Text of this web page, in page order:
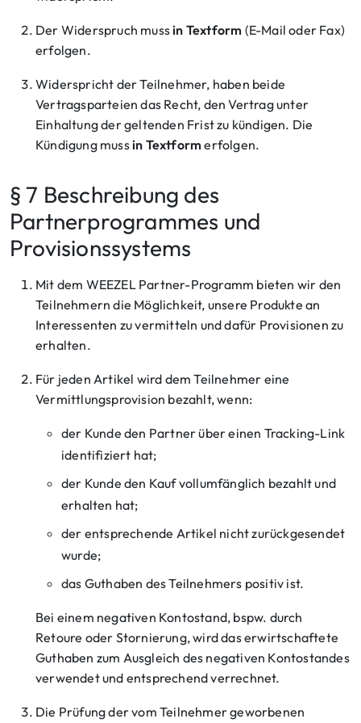
Der Widerspruch mussin Textform (E-Mail oder Fax)
erfolgen.
Widerspricht der Teilnehmer, haben beide
Vertragsparteien das Recht, den Vertrag unter
Einhaltung der geltenden Frist zu kündigen. Die
Kündigung mussin Textformerfolgen.
§ 7 Beschreibung des
Partnerprogrammes und
Provisionssystems
Mit dem WEEZEL Partner-Programm bieten wir den
Teilnehmern die Möglichkeit, unsere Produkte an
Interessenten zu vermitteln und dafür Provisionen zu
erhalten.
Für jeden Artikel wird dem Teilnehmer eine
Vermittlungsprovision bezahlt, wenn:
der Kunde den Partner über einen Tracking-Link
identifiziert hat;
der Kunde den Kauf vollumfänglich bezahlt und
erhalten hat;
der entsprechende Artikel nicht zurückgesendet
wurde;
das Guthaben des Teilnehmers positiv ist.
Bei einem negativen Kontostand, bspw. durch
Retoure oder Stornierung, wird das erwirtschaftete
Guthaben zum Ausgleich des negativen Kontostandes
verwendet und entsprechend verrechnet.
Die Prüfung der vom Teilnehmer geworbenen